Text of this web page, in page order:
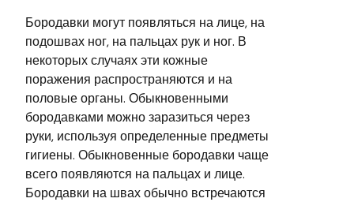
Бородавки могут появляться на лице, на
подошвах ног, на пальцах рук и ног. В
некоторых случаях эти кожные
поражения распространяются и на
половые органы. Обыкновенными
бородавками можно заразиться через
руки, используя определенные предметы
гигиены. Обыкновенные бородавки чаще
всего появляются на пальцах и лице.
Бородавки на швах обычно встречаются